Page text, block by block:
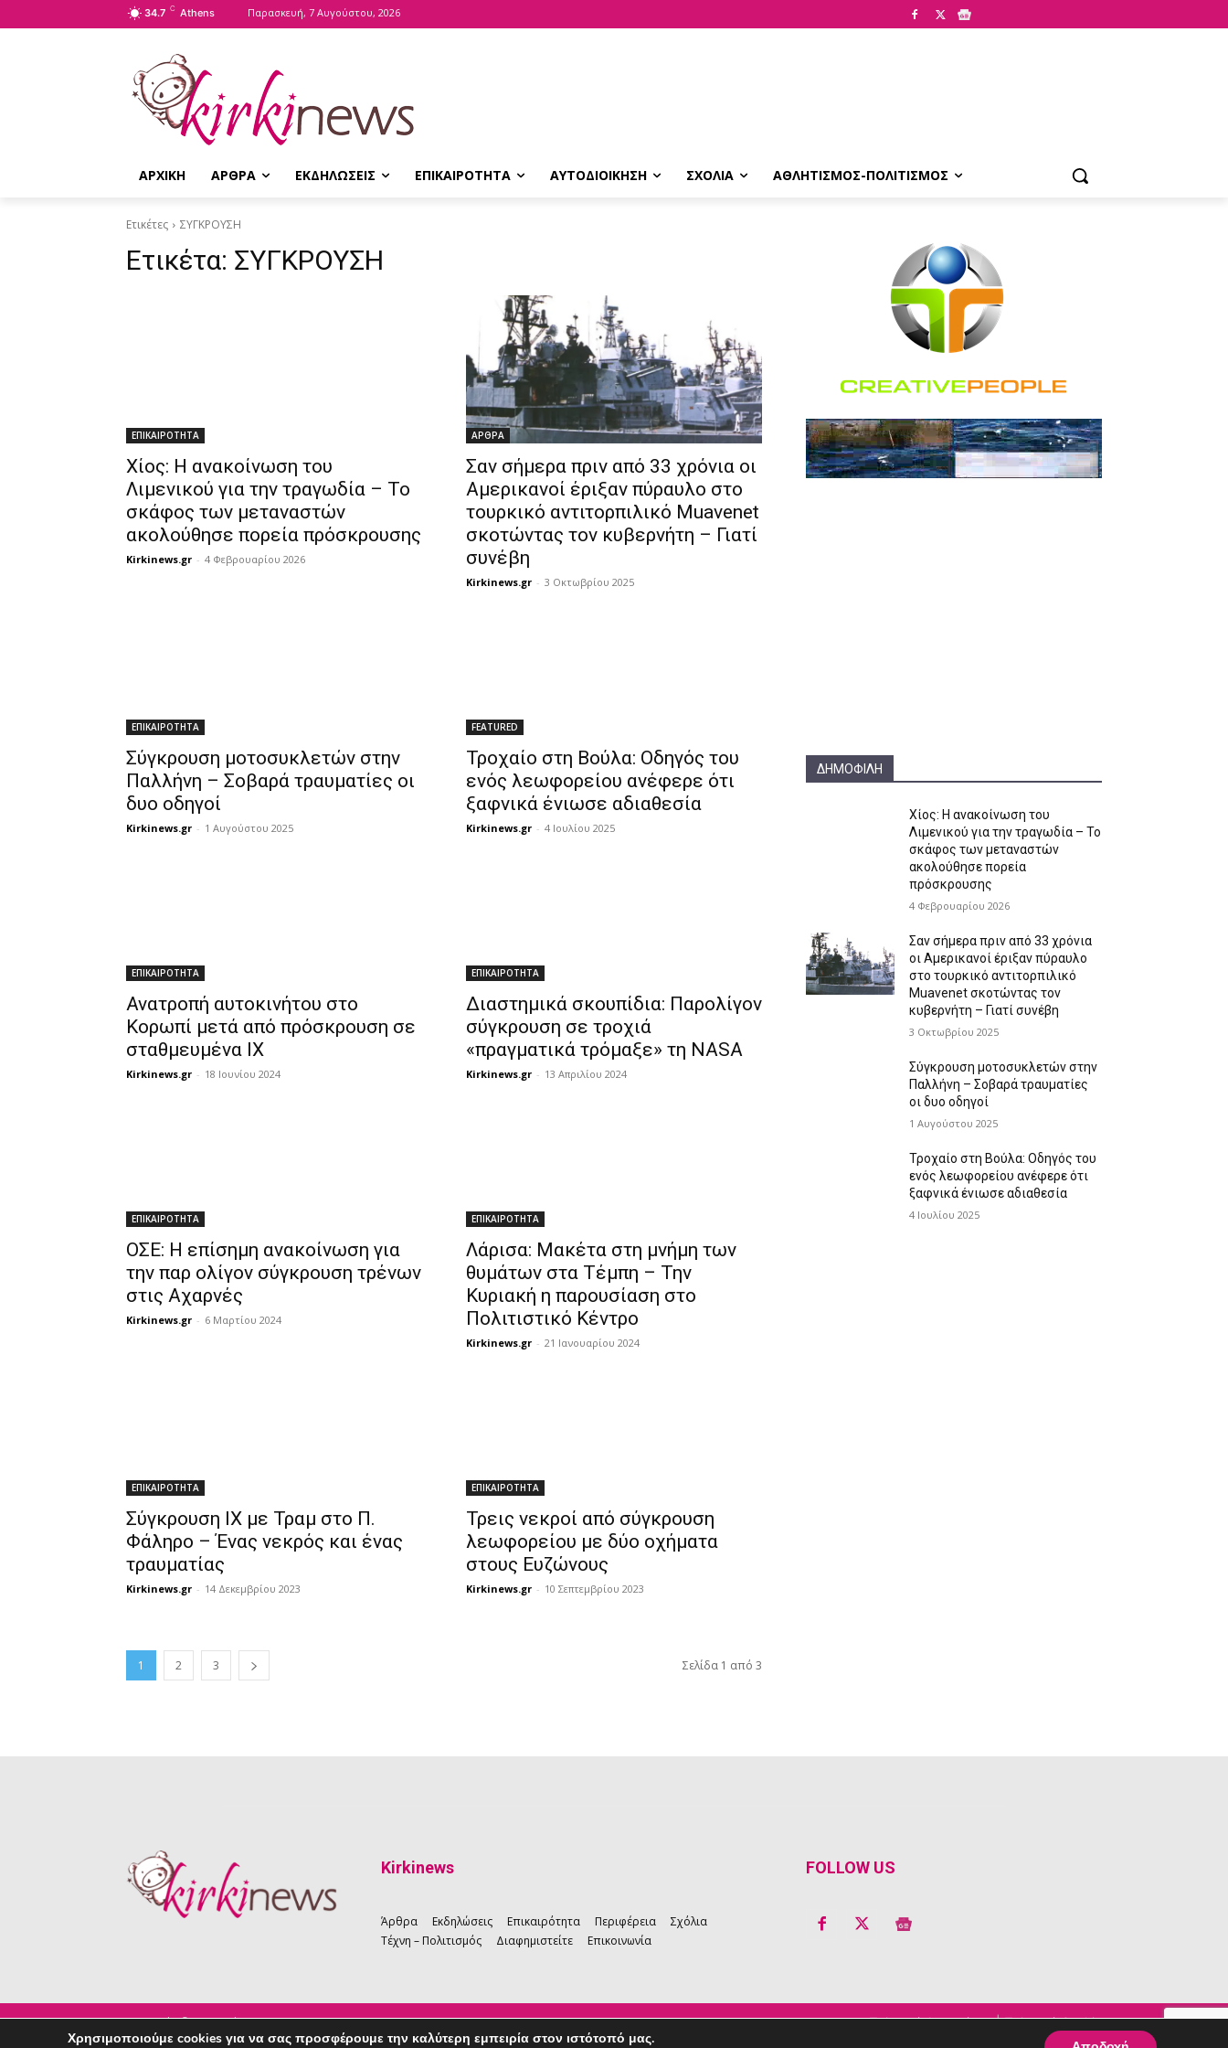
34.7 C Athens Παρασκευή, 7 Αυγούστου, 2026
ΑΡΧΙΚΗ ΑΡΘΡΑ ΕΚΔΗΛΩΣΕΙΣ ΕΠΙΚΑΙΡΟΤΗΤΑ ΑΥΤΟΔΙΟΙΚΗΣΗ ΣΧΟΛΙΑ ΑΘΛΗΤΙΣΜΟΣ-ΠΟΛΙΤΙΣΜΟΣ
Ετικέτες ΣΥΓΚΡΟΥΣΗ
Ετικέτα: ΣΥΓΚΡΟΥΣΗ
ΕΠΙΚΑΙΡΟΤΗΤΑ
Χίος: Η ανακοίνωση του
Λιμενικού για την τραγωδία – Το
σκάφος των μεταναστών
ακολούθησε πορεία πρόσκρουσης
Kirkinews.gr - 4 Φεβρουαρίου 2026
ΑΡΘΡΑ
Σαν σήμερα πριν από 33 χρόνια οι
Αμερικανοί έριξαν πύραυλο στο
τουρκικό αντιτορπιλικό Muavenet
σκοτώντας τον κυβερνήτη – Γιατί
συνέβη
Kirkinews.gr - 3 Οκτωβρίου 2025
ΕΠΙΚΑΙΡΟΤΗΤΑ
Σύγκρουση μοτοσυκλετών στην
Παλλήνη – Σοβαρά τραυματίες οι
δυο οδηγοί
Kirkinews.gr - 1 Αυγούστου 2025
FEATURED
Τροχαίο στη Βούλα: Οδηγός του
ενός λεωφορείου ανέφερε ότι
ξαφνικά ένιωσε αδιαθεσία
Kirkinews.gr - 4 Ιουλίου 2025
ΕΠΙΚΑΙΡΟΤΗΤΑ
Ανατροπή αυτοκινήτου στο
Κορωπί μετά από πρόσκρουση σε
σταθμευμένα ΙΧ
Kirkinews.gr - 18 Ιουνίου 2024
ΕΠΙΚΑΙΡΟΤΗΤΑ
Διαστημικά σκουπίδια: Παρολίγον
σύγκρουση σε τροχιά
«πραγματικά τρόμαξε» τη NASA
Kirkinews.gr - 13 Απριλίου 2024
ΕΠΙΚΑΙΡΟΤΗΤΑ
ΟΣΕ: Η επίσημη ανακοίνωση για
την παρ ολίγον σύγκρουση τρένων
στις Αχαρνές
Kirkinews.gr - 6 Μαρτίου 2024
ΕΠΙΚΑΙΡΟΤΗΤΑ
Λάρισα: Μακέτα στη μνήμη των
θυμάτων στα Τέμπη – Την
Κυριακή η παρουσίαση στο
Πολιτιστικό Κέντρο
Kirkinews.gr - 21 Ιανουαρίου 2024
ΕΠΙΚΑΙΡΟΤΗΤΑ
Σύγκρουση ΙΧ με Τραμ στο Π.
Φάληρο – Ένας νεκρός και ένας
τραυματίας
Kirkinews.gr - 14 Δεκεμβρίου 2023
ΕΠΙΚΑΙΡΟΤΗΤΑ
Τρεις νεκροί από σύγκρουση
λεωφορείου με δύο οχήματα
στους Ευζώνους
Kirkinews.gr - 10 Σεπτεμβρίου 2023
1 2 3 Σελίδα 1 από 3
ΔΗΜΟΦΙΛΗ
Χίος: Η ανακοίνωση του
Λιμενικού για την τραγωδία – Το
σκάφος των μεταναστών
ακολούθησε πορεία
πρόσκρουσης
4 Φεβρουαρίου 2026
Σαν σήμερα πριν από 33 χρόνια
οι Αμερικανοί έριξαν πύραυλο
στο τουρκικό αντιτορπιλικό
Muavenet σκοτώντας τον
κυβερνήτη – Γιατί συνέβη
3 Οκτωβρίου 2025
Σύγκρουση μοτοσυκλετών στην
Παλλήνη – Σοβαρά τραυματίες
οι δυο οδηγοί
1 Αυγούστου 2025
Τροχαίο στη Βούλα: Οδηγός του
ενός λεωφορείου ανέφερε ότι
ξαφνικά ένιωσε αδιαθεσία
4 Ιουλίου 2025
Kirkinews
Άρθρα Εκδηλώσεις Επικαιρότητα Περιφέρεια
Σχόλια
Τέχνη – Πολιτισμός
Διαφημιστείτε Επικοινωνία
FOLLOW US
Copyright © 2026 Kirkinews
powered byCreative People
Πολιτική Απορρήτου|Πολιτική Cookie
Χρησιμοποιούμε cookies για να σας προσφέρουμε την καλύτερη εμπειρία στον ιστότοπό μας.